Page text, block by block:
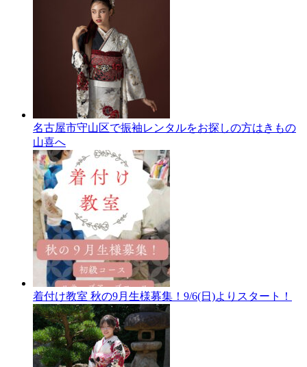
名古屋市守山区で振袖レンタルをお探しの方はきもの
山喜へ
着付け教室 秋の9月生様募集！9/6(日)よりスタート！